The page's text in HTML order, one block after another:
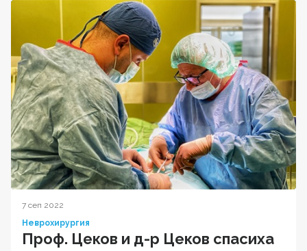
7 сеп 2022
Неврохирургия
Проф. Цеков и д-р Цеков спасиха